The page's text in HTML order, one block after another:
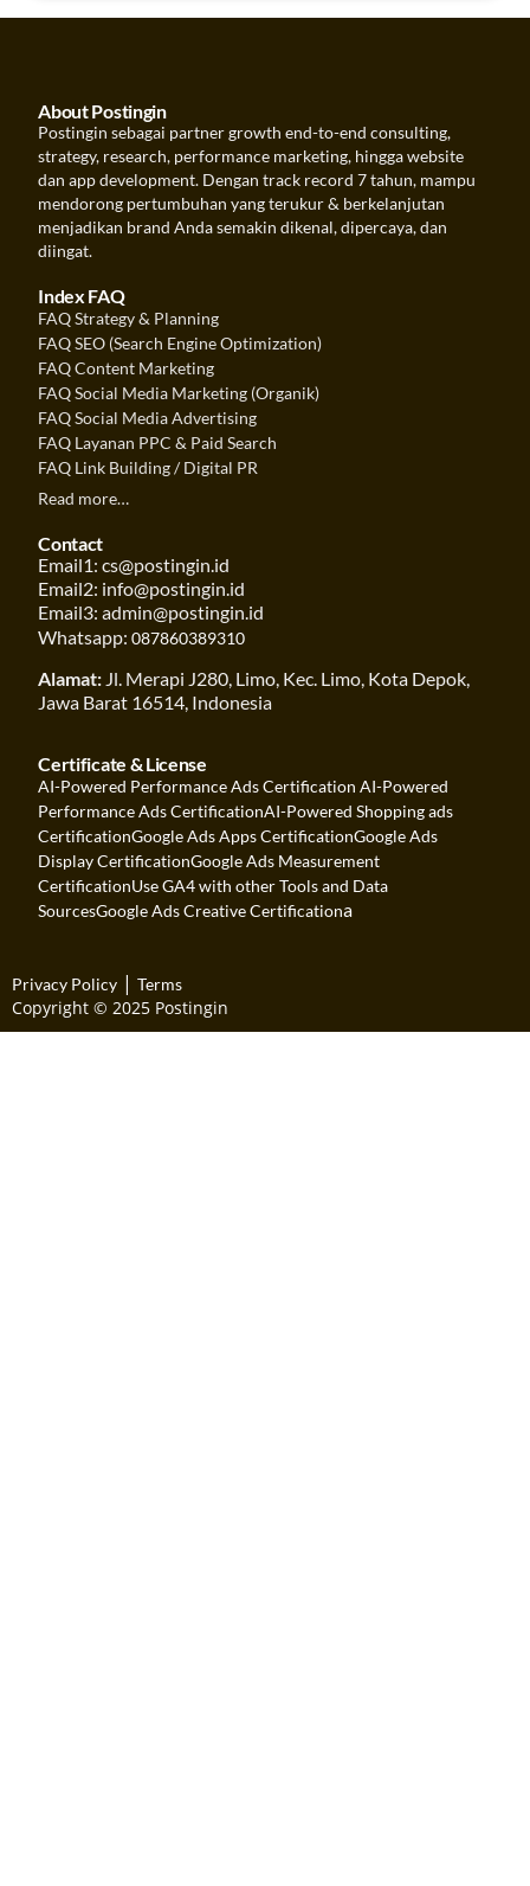
About Postingin
Postingin sebagai partner growth end-to-end consulting,
strategy, research, performance marketing, hingga website
dan app development. Dengan track record 7 tahun, mampu
mendorong pertumbuhan yang terukur & berkelanjutan
menjadikan brand Anda semakin dikenal, dipercaya, dan
diingat.
Index FAQ
FAQ Strategy & Planning
FAQ SEO (Search Engine Optimization)
FAQ Content Marketing
FAQ Social Media Marketing (Organik)
FAQ Social Media Advertising
FAQ Layanan PPC & Paid Search
FAQ Link Building / Digital PR
Read more…
Contact
Email1: cs@postingin.id
Email2: info@postingin.id
Email3: admin@postingin.id
Whatsapp:087860389310
Alamat: Jl. Merapi J280, Limo, Kec. Limo, Kota Depok,
Jawa Barat 16514, Indonesia
Certificate & License
AI-Powered Performance Ads Certification AI-Powered
Performance Ads CertificationAI-Powered Shopping ads
CertificationGoogle Ads Apps CertificationGoogle Ads
Display CertificationGoogle Ads Measurement
CertificationUse GA4 with other Tools and Data
SourcesGoogle Ads Creative Certificationa
Privacy Policy | Terms
Copyright © 2025 Postingin